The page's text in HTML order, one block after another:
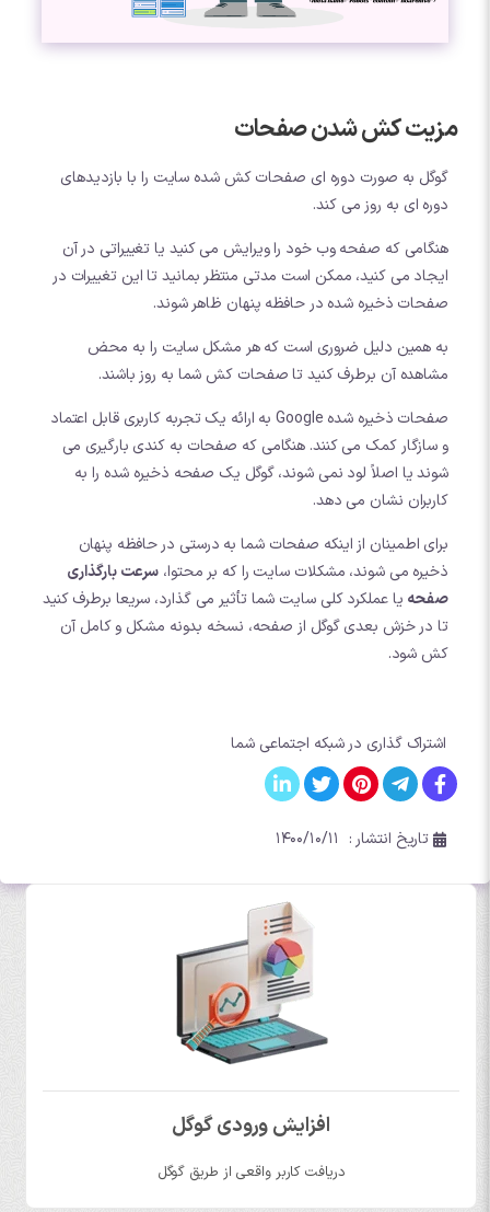
مزیت کش شدن صفحات
گوگل به صورت دوره ای صفحات کش شده سایت را با بازدیدهای
دوره ای به روز می کند.
هنگامی که صفحه وب خود را ویرایش می کنید یا تغییراتی در آن
ایجاد می کنید، ممکن است مدتی منتظر بمانید تا این تغییرات در
صفحات ذخیره شده در حافظه پنهان ظاهر شوند.
به همین دلیل ضروری است که هر مشکل سایت را به محض
مشاهده آن برطرف کنید تا صفحات کش شما به روز باشند.
صفحات ذخیره شده Google به ارائه یک تجربه کاربری قابل اعتماد
و سازگار کمک می کنند. هنگامی که صفحات به کندی بارگیری می
شوند یا اصلاً لود نمی شوند، گوگل یک صفحه ذخیره شده را به
کاربران نشان می دهد.
برای اطمینان از اینکه صفحات شما به درستی در حافظه پنهان
ذخیره می شوند، مشکلات سایت را که بر محتوا، سرعت بارگذاری
صفحه یا عملکرد کلی سایت شما تأثیر می گذارد، سریعا برطرف کنید
تا در خزش بعدی گوگل از صفحه، نسخه بدونه مشکل و کامل آن
کش شود.
اشتراک گذاری در شبکه اجتماعی شما
تاریخ انتشار : ۱۴۰۰/۱۰/۱۱
افزایش ورودی گوگل
دریافت کاربر واقعی از طریق گوگل